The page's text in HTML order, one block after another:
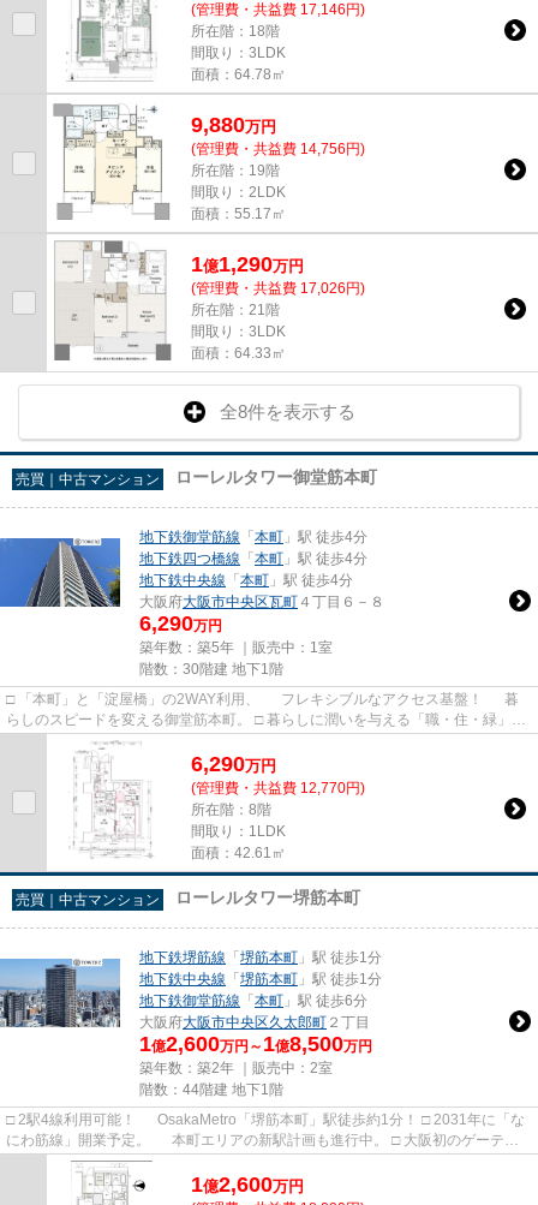
(管理費・共益費 17,146円)
所在階：18階
間取り：3LDK
面積：64.78㎡
9,880万円
(管理費・共益費 14,756円)
所在階：19階
間取り：2LDK
面積：55.17㎡
1億1,290万円
(管理費・共益費 17,026円)
所在階：21階
間取り：3LDK
面積：64.33㎡
全8件を表示する
売買｜中古マンション ローレルタワー御堂筋本町
地下鉄御堂筋線 「 本町 」駅 徒歩4分
地下鉄四つ橋線 「 本町 」駅 徒歩4分
地下鉄中央線 「 本町 」駅 徒歩4分
大阪府大阪市中央区瓦町 ４丁目６－８
6,290万円
築年数：築5年 ｜販売中： 1室
階数：30階建 地下1階
□ 「本町」と「淀屋橋」の2WAY利用、 フレキシブルなアクセス基盤！ 暮
らしのスピードを変える御堂筋本町。 □ 暮らしに潤いを与える「職・住・緑」近
接ポジション。 ビジネ...
6,290万円
(管理費・共益費 12,770円)
所在階：8階
間取り：1LDK
面積：42.61㎡
売買｜中古マンション ローレルタワー堺筋本町
地下鉄堺筋線 「 堺筋本町 」駅 徒歩1分
地下鉄中央線 「 堺筋本町 」駅 徒歩1分
地下鉄御堂筋線 「 本町 」駅 徒歩6分
大阪府大阪市中央区久太郎町 ２丁目
1億2,600万円～ 1億8,500万円
築年数：築2年 ｜販売中： 2室
階数：44階建 地下1階
□ 2駅4線利用可能！ OsakaMetro「堺筋本町」駅徒歩約1分！ □ 2031年に「な
にわ筋線」開業予定。 本町エリアの新駅計画も進行中。 □ 大阪初のゲーテッ
ドガーデン。 塀×門×庭...
1億2,600万円